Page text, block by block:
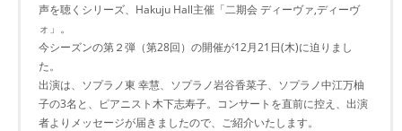
声を聴くシリーズ、Hakuju Hall主催「二期会 ディーヴァ,ディーヴ
ォ」。
今シーズンの第２弾（第28回）の開催が12月21日(木)に迫りまし
た。
出演は、ソプラノ東 幸慧、ソプラノ岩谷香菜子、ソプラノ中江万柚
子の3名と、ピアニスト木下志寿子。コンサートを直前に控え、出演
者よりメッセージが届きましたので、ご紹介いたします。